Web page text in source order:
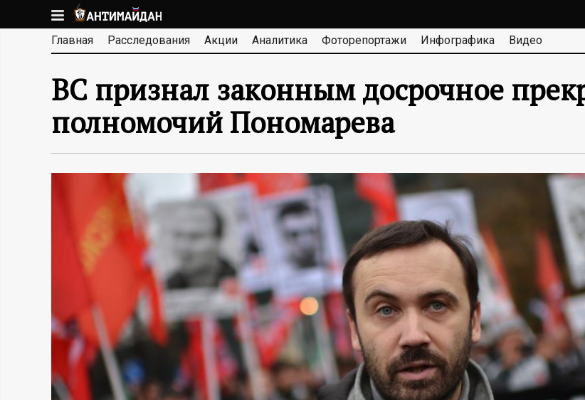
к
основномуА
Н
Т
И
М
А
-
Главная Расследования Акции Аналитика Фоторепортажи Инфографика Видео
ВС признал законным досрочное
полномочий Пономарева